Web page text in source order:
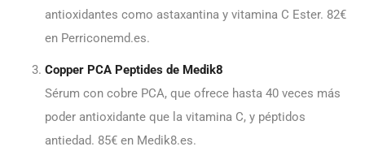
antioxidantes como astaxantina y vitamina C Ester. 82€
en Perriconemd.es.
Copper PCA Peptides de Medik8
Sérum con cobre PCA, que ofrece hasta 40 veces más
poder antioxidante que la vitamina C, y péptidos
antiedad. 85€ en Medik8.es.